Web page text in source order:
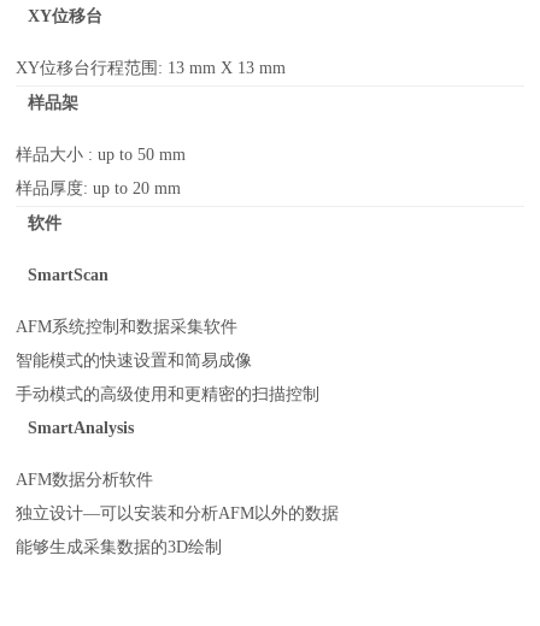
XY位移台
XY位移台行程范围 : 13 mm X 13 mm
样品架
样品大小 : up to 50 mm
样品厚度:up to 20 mm
软件
SmartScan
AFM系统控制和数据采集软件
智能模式的快速设置和简易成像
手动模式的高级使用和更精密的扫描控制
SmartAnalysis
AFM数据分析软件
独立设计—可以安装和分析AFM以外的数据
能够生成采集数据的3D绘制